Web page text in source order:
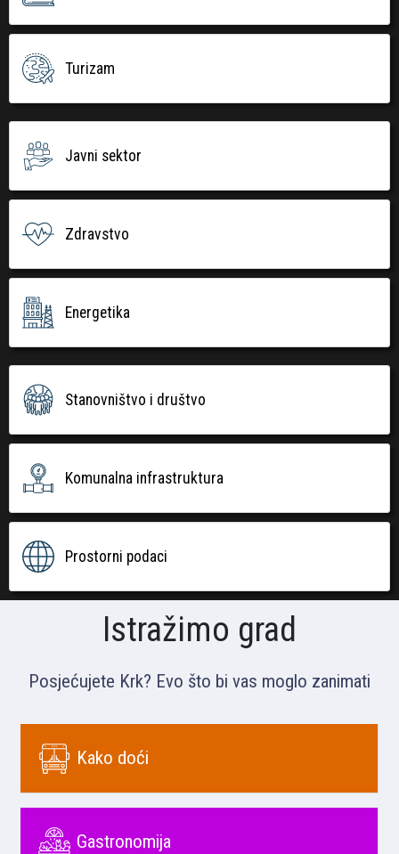
Turizam
Javni sektor
Zdravstvo
Energetika
Stanovništvo i društvo
Komunalna infrastruktura
Prostorni podaci
Istražimo grad
Posjećujete Krk? Evo što bi vas moglo zanimati
Kako doći
Gastronomija